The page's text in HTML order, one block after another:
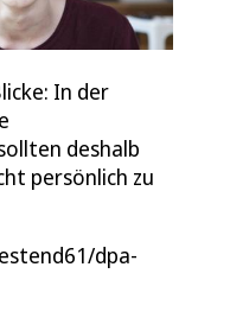
In der
deshalb
persönlich zu
dpa-